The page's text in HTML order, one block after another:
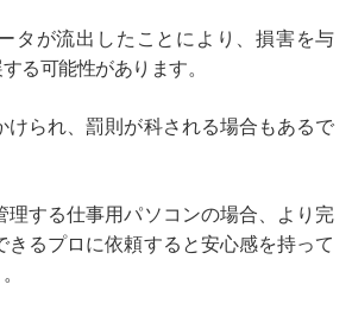
タが流出したことにより、損害を与
る可能性があります。
けられ、罰則が科される場合もあるで
理する仕事用パソコンの場合、より完
るプロに依頼すると安心感を持って